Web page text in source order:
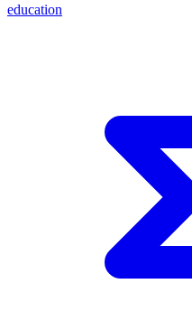
education